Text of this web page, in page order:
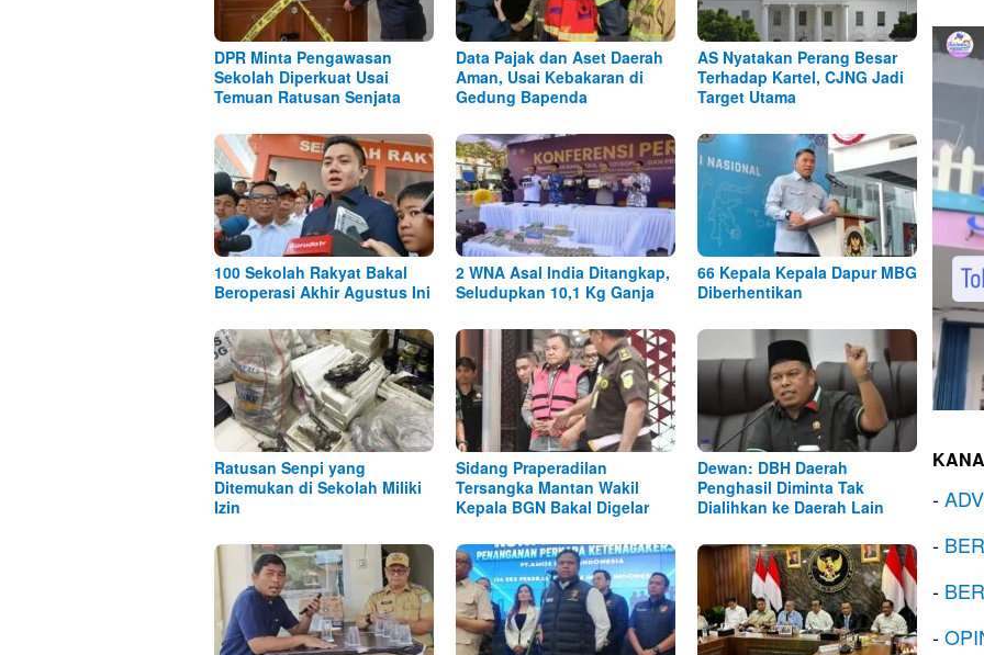
DPR Minta Pengawasan
Sekolah Diperkuat Usai
Temuan Ratusan Senjata
Data Pajak dan Aset Daerah
Aman, Usai Kebakaran di
Gedung Bapenda
AS Nyatakan Perang Besar
Terhadap Kartel, CJNG Jadi
Target Utama
100 Sekolah Rakyat Bakal
Beroperasi Akhir Agustus Ini
2 WNA Asal India Ditangkap,
Seludupkan 10,1 Kg Ganja
66 Kepala Kepala Dapur MBG
Diberhentikan
Ratusan Senpi yang
Ditemukan di Sekolah Miliki
Izin
Sidang Praperadilan
Tersangka Mantan Wakil
Kepala BGN Bakal Digelar
Dewan: DBH Daerah
Penghasil Diminta Tak
Dialihkan ke Daerah Lain
-
-
-
-